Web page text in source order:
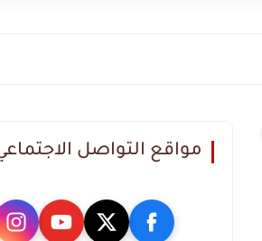
مواقع التواصل